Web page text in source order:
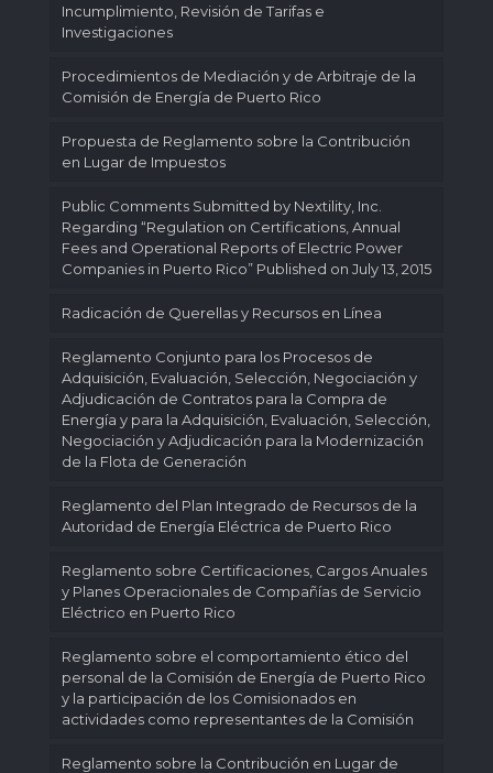
Incumplimiento, Revisión de Tarifas e
Investigaciones
Procedimientos de Mediación y de Arbitraje de la
Comisión de Energía de Puerto Rico
Propuesta de Reglamento sobre la Contribución
en Lugar de Impuestos
Public Comments Submitted by Nextility, Inc.
Regarding “Regulation on Certifications, Annual
Fees and Operational Reports of Electric Power
Companies in Puerto Rico” Published on July 13, 2015
Radicación de Querellas y Recursos en Línea
Reglamento Conjunto para los Procesos de
Adquisición, Evaluación, Selección, Negociación y
Adjudicación de Contratos para la Compra de
Energía y para la Adquisición, Evaluación, Selección,
Negociación y Adjudicación para la Modernización
de la Flota de Generación
Reglamento del Plan Integrado de Recursos de la
Autoridad de Energía Eléctrica de Puerto Rico
Reglamento sobre Certificaciones, Cargos Anuales
y Planes Operacionales de Compañías de Servicio
Eléctrico en Puerto Rico
Reglamento sobre el comportamiento ético del
personal de la Comisión de Energía de Puerto Rico
y la participación de los Comisionados en
actividades como representantes de la Comisión
Reglamento sobre la Contribución en Lugar de